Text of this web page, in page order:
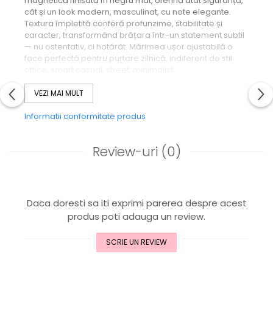
cât și un look modern, masculinat, cu note elegante.
Textura împletită conferă profunzime, stabilitate și
caracter, transformând brățara într-un statement subtil
— nu ostentativ, ci hotărât. Mărimea ușor ajustabilă o
face perfectă pentru purtare zilnică, indiferent de stil:
Night Dominance este pentru bărbatul care nu are
nevoie de recunoaștere. O obține oricum. Prin prezență.
Prin atitudine. Prin detalii impecabile.
* negru integral → lux modern, masculin, dominator
* un accesoriu statement, dar sobru
Materiale:
* Piele naturală împletită – negru
VEZI MAI MULT
Informatii conformitate produs
Review-uri (0)
Daca doresti sa iti exprimi parerea despre acest
produs poti adauga un review.
SCRIE UN REVIEW